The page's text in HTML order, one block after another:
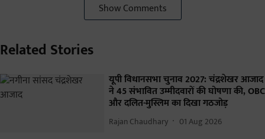
Show Comments
Related Stories
यूपी विधानसभा चुनाव 2027: चंद्रशेखर आजाद
ने 45 संभावित उम्मीदवारों की घोषणा की, OBC
और दलित-मुस्लिम का दिखा गठजोड़
Rajan Chaudhary 01 Aug 2026